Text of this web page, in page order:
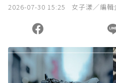
2026-07-30 15:25 女子漾／編輯